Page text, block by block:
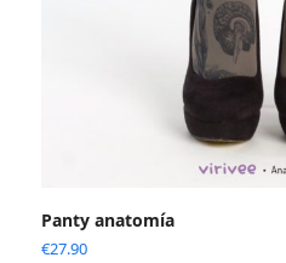
Panty anatomía
€27.90